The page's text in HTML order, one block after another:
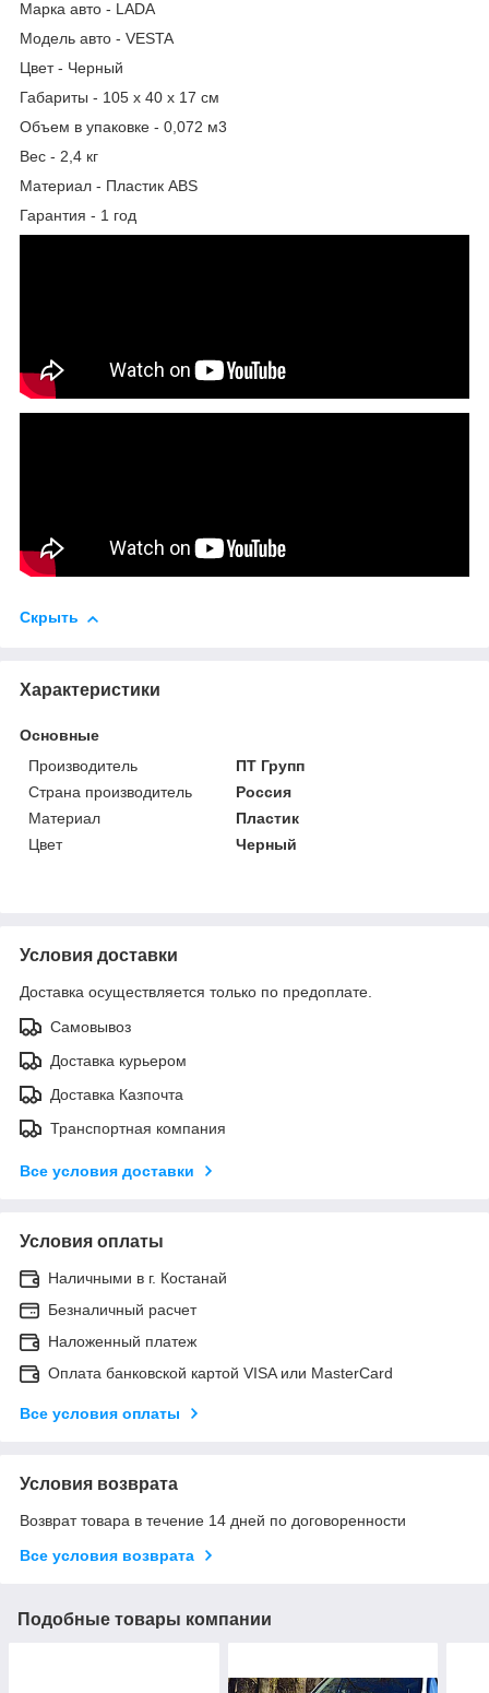
Марка авто - LADA
Модель авто - VESTA
Цвет - Черный
Габариты - 105 х 40 х 17 см
Объем в упаковке - 0,072 м3
Вес - 2,4 кг
Материал - Пластик ABS
Гарантия - 1 год
Скрыть
Характеристики
Основные
Производитель
ПТ Групп
Страна производитель
Россия
Материал
Пластик
Цвет
Черный
Условия доставки
Доставка осуществляется только по предоплате.
Самовывоз
Доставка курьером
Доставка Казпочта
Транспортная компания
Все условия доставки
Условия оплаты
Наличными в г. Костанай
Безналичный расчет
Наложенный платеж
Оплата банковской картой VISA или MasterCard
Все условия оплаты
Условия возврата
Возврат товара в течение 14 дней по договоренности
Все условия возврата
Подобные товары компании